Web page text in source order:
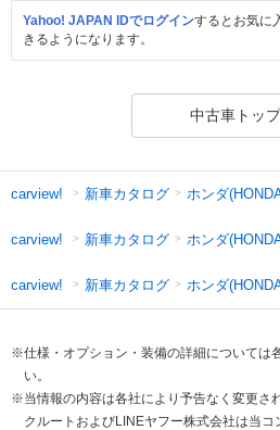
Yahoo! JAPAN IDでログインするとお気に
きるようになります。
中古車トッ
carview! 新車カタログ ホンダ
carview! 新車カタログ ホンダ
carview! 新車カタログ ホンダ
※仕様・オプション・装備の詳細については
い。
※当情報の内容は各社により予告なく変更さ
クルートおよびLINEヤフー株式会社は当